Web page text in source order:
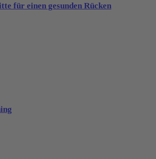
für einen gesunden Rücken